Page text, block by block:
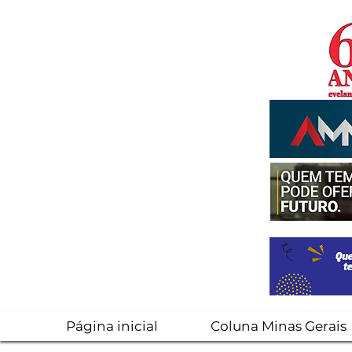
Página inicial Coluna Minas Gerais